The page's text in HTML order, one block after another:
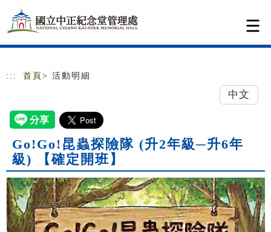
跳到主要內容
網站導覽
::: 首頁 > 活動明細
中文
Go!Go!昆蟲探險隊 (升2年級─升6年
級) 【確定開班】